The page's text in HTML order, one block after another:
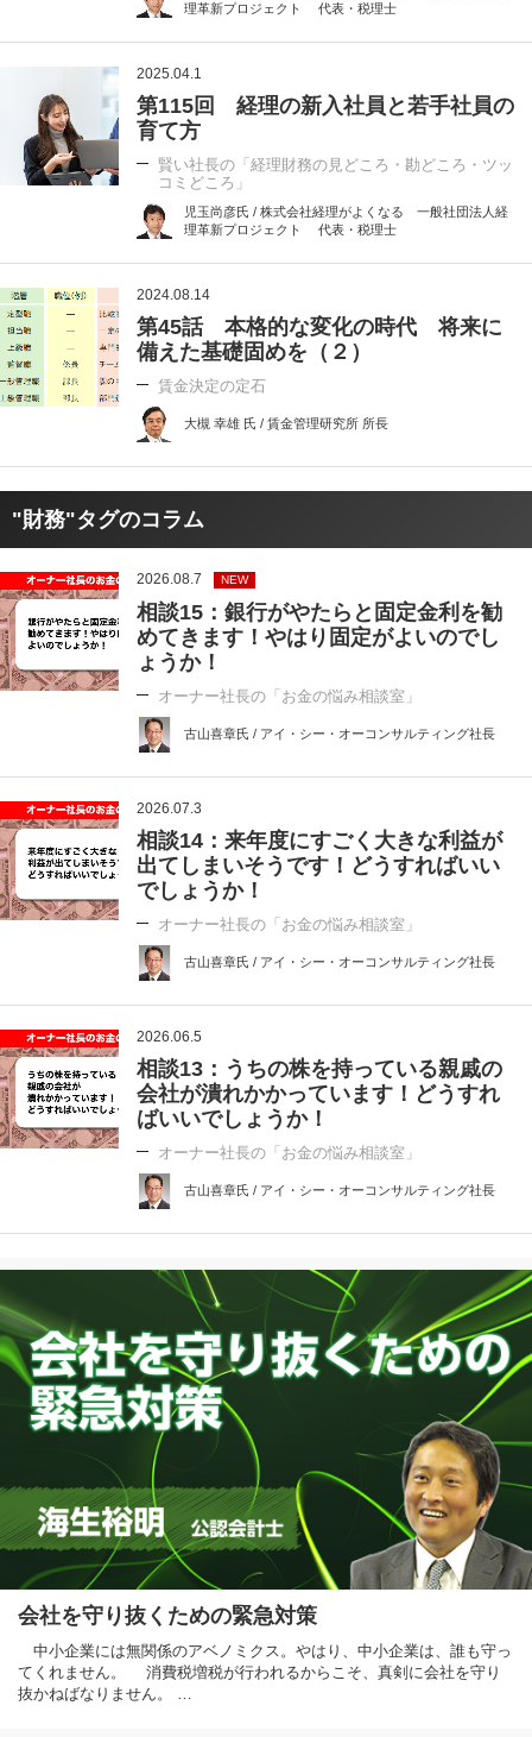
理革新プロジェクト 代表・税理士
2025.04.1
第115回 経理の新入社員と若手社員の
育て方
賢い社長の「経理財務の見どころ・勘どころ・ツッ
コミどころ」
児玉尚彦氏 / 株式会社経理がよくなる 一般社団法人経
理革新プロジェクト 代表・税理士
2024.08.14
第45話 本格的な変化の時代 将来に
備えた基礎固めを（２）
賃金決定の定石
大槻 幸雄 氏 / 賃金管理研究所 所長
"財務"タグのコラム
2026.08.7 NEW
相談15：銀行がやたらと固定金利を勧
めてきます！やはり固定がよいのでし
ょうか！
オーナー社長の「お金の悩み相談室」
古山喜章氏 / アイ・シー・オーコンサルティング社長
2026.07.3
相談14：来年度にすごく大きな利益が
出てしまいそうです！どうすればいい
でしょうか！
オーナー社長の「お金の悩み相談室」
古山喜章氏 / アイ・シー・オーコンサルティング社長
2026.06.5
相談13：うちの株を持っている親戚の
会社が潰れかかっています！どうすれ
ばいいでしょうか！
オーナー社長の「お金の悩み相談室」
古山喜章氏 / アイ・シー・オーコンサルティング社長
会社を守り抜くための緊急対策
中小企業には無関係のアベノミクス。やはり、中小企業は、誰も守っ
てくれません。 消費税増税が行われるからこそ、真剣に会社を守り
抜かねばなりません。 …